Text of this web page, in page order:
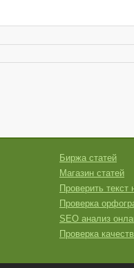
Биржа статей
Магазин статей
Проверить текст
Проверка
SEO анализ
Проверка